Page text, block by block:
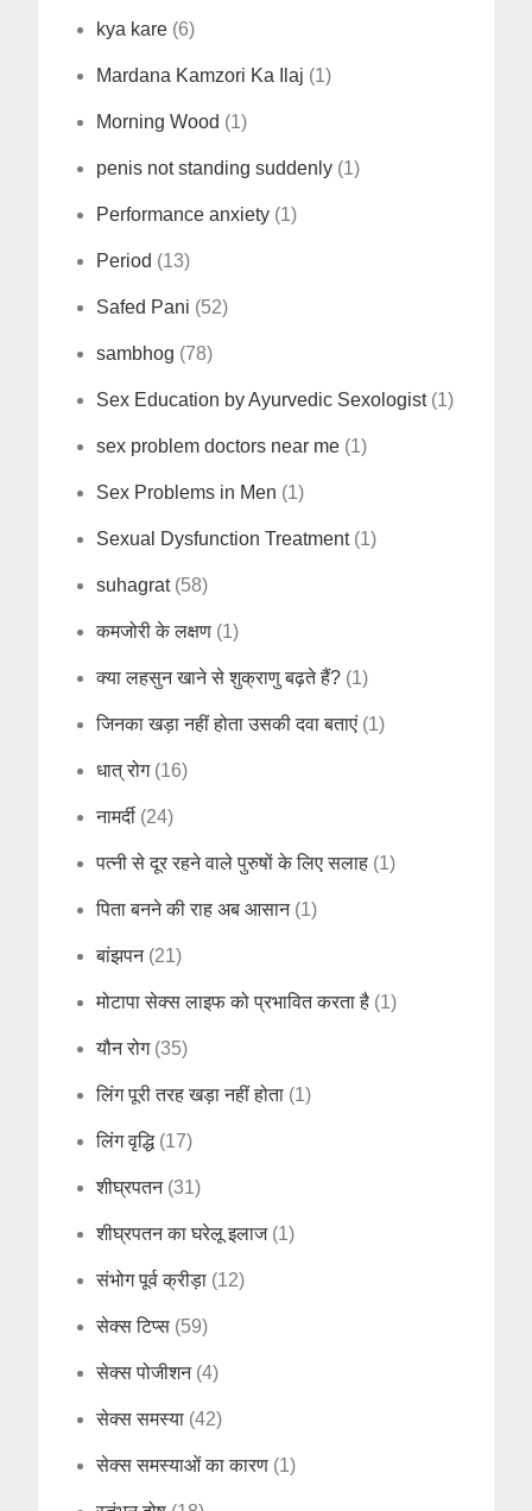
kya kare (6)
Mardana Kamzori Ka Ilaj (1)
Morning Wood (1)
penis not standing suddenly (1)
Performance anxiety (1)
Period (13)
Safed Pani (52)
sambhog (78)
Sex Education by Ayurvedic Sexologist(1)
sex problem doctors near me (1)
Sex Problems in Men (1)
Sexual Dysfunction Treatment(1)
suhagrat(58)
कमजोरी के लक्षण (1)
क्या लहसुन खाने से शुक्राणु बढ़ते हैं? (1)
जिनका खड़ा नहीं होता उसकी दवा बताएं (1)
धात् रोग(16)
नामर्दी (24)
पत्नी से दूर रहने वाले पुरुषों के लिए सलाह (1)
पिता बनने की राह अब आसान(1)
बांझपन(21)
मोटापा सेक्स लाइफ को प्रभावित करता है (1)
यौन रोग(35)
लिंग पूरी तरह खड़ा नहीं होता (1)
लिंग वृद्धि(17)
शीघ्रपतन(31)
शीघ्रपतन का घरेलू इलाज(1)
संभोग पूर्व क्रीड़ा (12)
सेक्स टिप्स (59)
सेक्स पोजीशन(4)
सेक्स समस्या (42)
सेक्स समस्याओं का कारण (1)